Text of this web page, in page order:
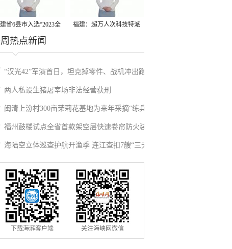
省6县市入选“2023全
域发展潜力百强县”
福建：超万人次科技特派
热点新闻
“汉光42”军演首日，坦克掉零件、战机冲出跑
道、赖清德逃跑……螺丝都拧不紧，台军能打
两人私设生猪屠宰场非法经营获刑
闽清上汾村300亩茉莉花基地为来年采摘“练兵”
福州鼓楼试点全省首款架空层快速卷帘防火装
置
海陆空立体巡查护航开渔季 连江查扣7艘“三无”
船舶
下载海湃客户端 关注海峡网微信